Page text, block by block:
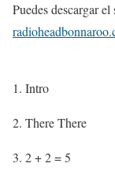
Puedes descargar
1. Intro
2. There There
3. 2 + 2 = 5